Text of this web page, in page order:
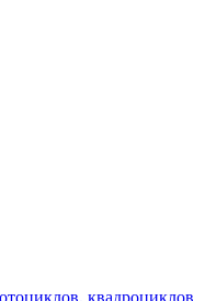
квадроциклов